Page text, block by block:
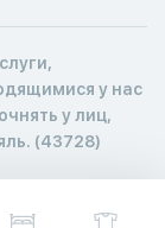
у нас
у лиц,
(43728)